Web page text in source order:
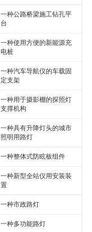
一种公路桥梁施工钻孔平
台
一种使用方便的新能源充
电桩
一种汽车导航仪的车载固
定支架
一种用于摄影棚的探照灯
支撑机构
一种具有升降灯头的城市
照明用路灯
一种整体式防眩板组件
一种新型全站仪用安装装
置
一种市政路灯
一种多功能路灯